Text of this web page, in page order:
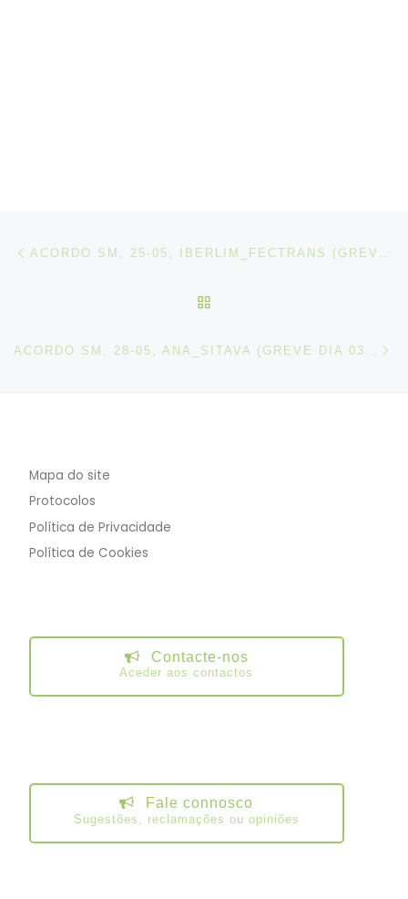
Post navigation
Mapa do site
Protocolos
Política de Privacidade
Política de Cookies
Contacte-nos
Aceder aos contactos
Fale connosco
Sugestões, reclamações ou opiniões